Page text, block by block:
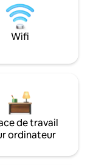
Wifi
de travail
ordinateur